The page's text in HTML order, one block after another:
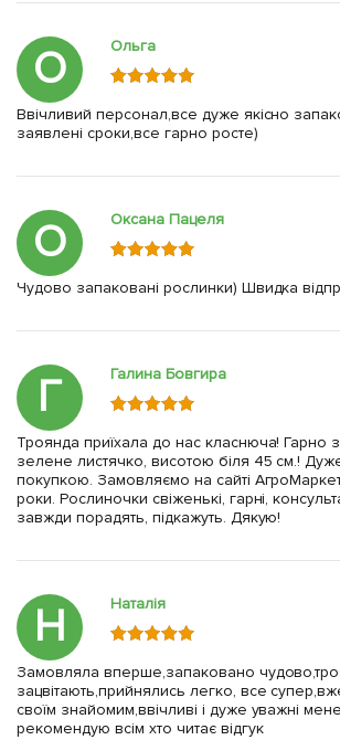
О Ольга
Ввічливий персонал,все дуже якісно
заявлені сроки,все гарно росте)
О Оксана Пацеля
Чудово запаковані рослинки) Швидка
Г Галина Бовгира
Троянда приїхала до нас класнюча! Гарно
зелене листячко, висотою біля 45 см.!
покупкою. Замовляємо на сайті
роки. Рослиночки свіженькі, гарні,
завжди порадять, підкажуть. Дякую!
Н Наталія
Замовляла вперше,запаковано
зацвітають,прийнялись легко, все
своїм знайомим,ввічливі і дуже уважні
рекомендую всім хто читає відгук